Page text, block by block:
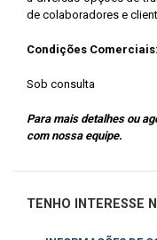
de colaboradores e
Condições Comerciais:
Sob consulta
Para mais detalhes ou
com nossa equipe.
TENHO INTERESSE